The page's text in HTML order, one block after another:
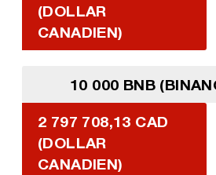
(DOLLAR
CANADIEN)
10 000 BNB
2 797 708,13 CAD
(DOLLAR
CANADIEN)